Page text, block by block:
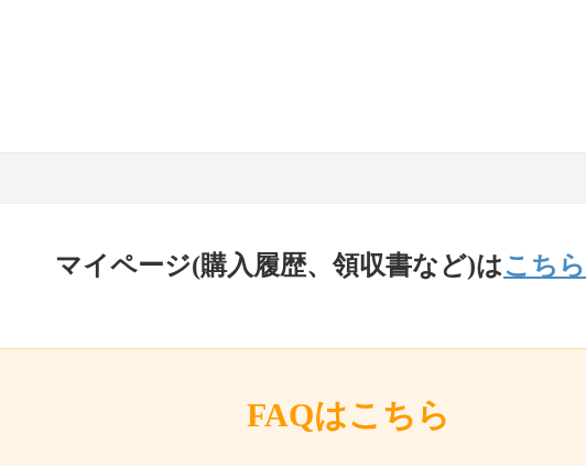
マイページ(購入履歴、領収書など)はこちら
FAQはこちら